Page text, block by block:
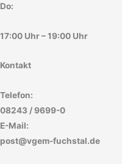
Do:
17:00 Uhr – 19:00 Uhr
Kontakt
Telefon:
08243 / 9699-0
E-Mail:
post@vgem-fuchstal.de